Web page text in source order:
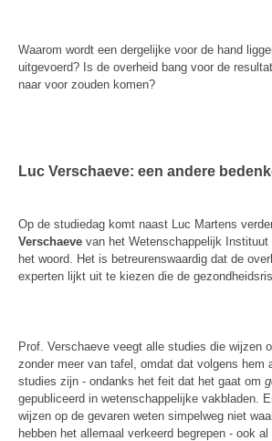
Waarom wordt een dergelijke voor de hand
uitgevoerd? Is de overheid bang voor de
naar voor zouden komen?
Luc Verschaeve: een andere
Op de studiedag komt naast Luc Martens
Verschaeve van het Wetenschappelijk Instituut
het woord. Het is betreurenswaardig dat de
experten lijkt uit te kiezen die de
Prof. Verschaeve veegt alle studies die wijzen
zonder meer van tafel, omdat dat volgens hem
studies zijn - ondanks het feit dat het gaat om
gepubliceerd in wetenschappelijke vakbladen.
wijzen op de gevaren weten simpelweg niet
hebben het allemaal verkeerd begrepen - ook